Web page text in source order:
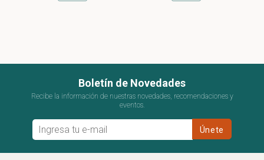
Boletín de Novedades
Recibe la información de nuestras novedades, recomendaciones y
eventos.